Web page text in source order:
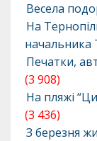
Весела
На
Печатки,
(3 908)
На пляжі
(3 436)
З березня